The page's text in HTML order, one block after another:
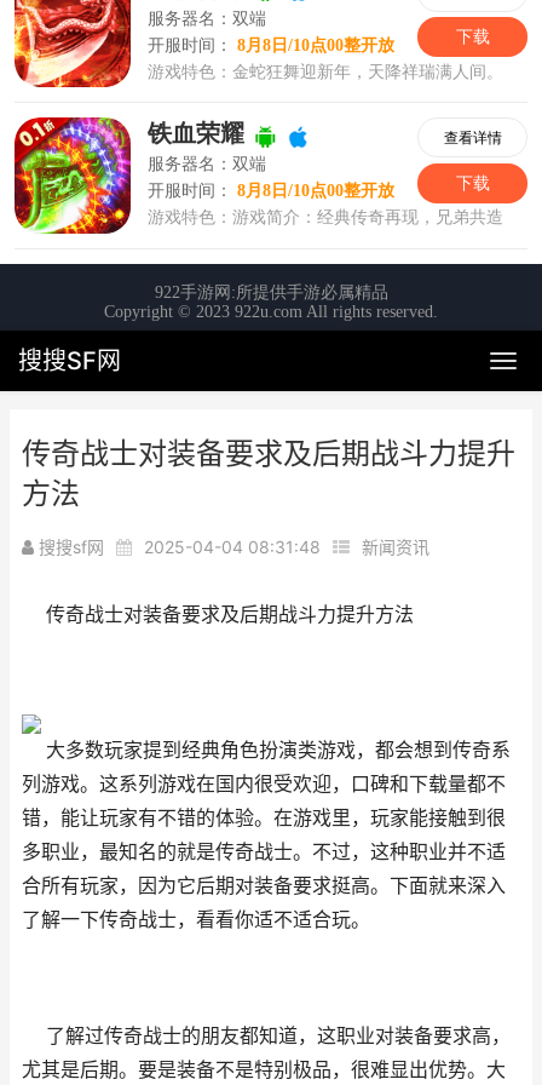
搜搜SF网
传奇战士对装备要求及后期战斗力提升
方法
搜搜sf网 2025-04-04 08:31:48 新闻资讯
传奇战士对装备要求及后期战斗力提升方法
大多数玩家提到经典角色扮演类游戏，都会想到传奇系
列游戏。这系列游戏在国内很受欢迎，口碑和下载量都不
错，能让玩家有不错的体验。在游戏里，玩家能接触到很
多职业，最知名的就是传奇战士。不过，这种职业并不适
合所有玩家，因为它后期对装备要求挺高。下面就来深入
了解一下传奇战士，看看你适不适合玩。
了解过传奇战士的朋友都知道，这职业对装备要求高，
尤其是后期。要是装备不是特别极品，很难显出优势。大